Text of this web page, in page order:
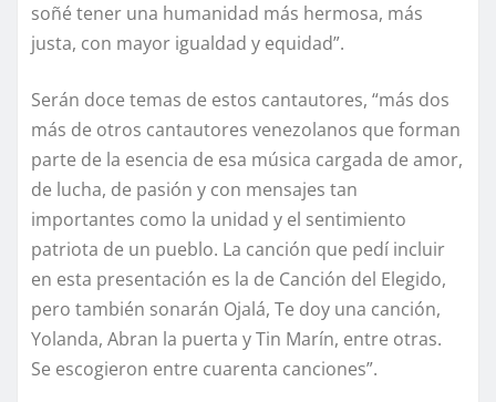
soñé tener una humanidad más hermosa, más
justa, con mayor igualdad y equidad”.
Serán doce temas de estos cantautores, “más dos
más de otros cantautores venezolanos que forman
parte de la esencia de esa música cargada de amor,
de lucha, de pasión y con mensajes tan
importantes como la unidad y el sentimiento
patriota de un pueblo. La canción que pedí incluir
en esta presentación es la de Canción del Elegido,
pero también sonarán Ojalá, Te doy una canción,
Yolanda, Abran la puerta y Tin Marín, entre otras.
Se escogieron entre cuarenta canciones”.